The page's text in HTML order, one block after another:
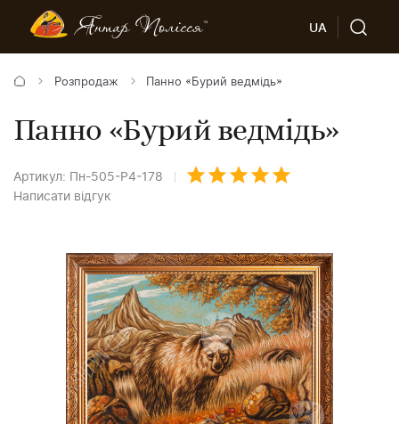
UA
Розпродаж Панно «Бурий ведмідь»
Панно «Бурий ведмідь»
Артикул: Пн-505-Р4-178
Написати відгук